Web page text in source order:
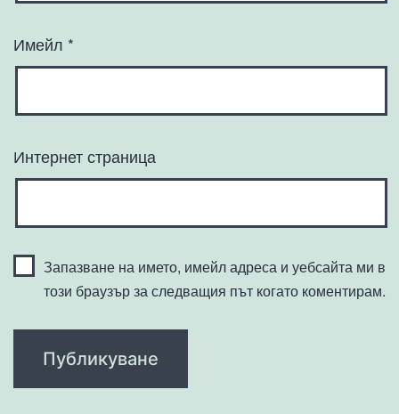
Имейл *
Интернет страница
Запазване на името, имейл адреса и уебсайта ми в
този браузър за следващия път когато коментирам.